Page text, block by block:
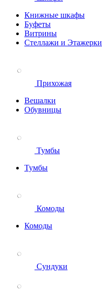
Книжные шкафы
Буфеты
Витрины
Стеллажи и Этажерки
Прихожая
Вешалки
Обувницы
Тумбы
Тумбы
Комоды
Комоды
Сундуки